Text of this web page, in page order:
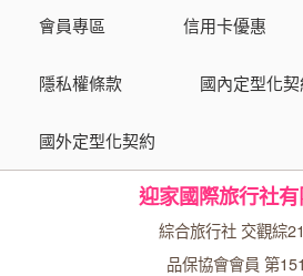
會員專區 信用卡優惠
隱私權條款 國內定型化契
國外定型化契約
迎家國際旅行社
綜合旅行社 交觀綜
品保協會會員 第